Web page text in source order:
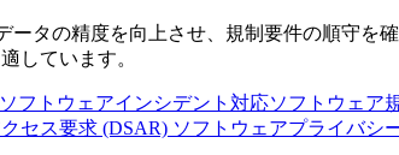
タの精度を向上させ、規制要件の順守を
しています。
フトウェアインシデント対応ソフトウェア
セス要求 (DSAR) ソフトウェアプライバシ